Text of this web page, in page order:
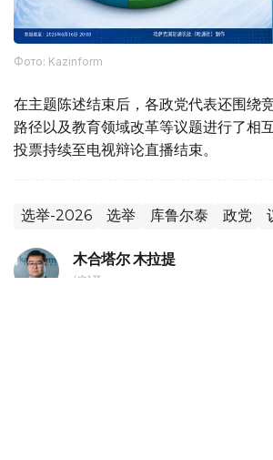
Фото: Kazinform
在主题陈述结束后，各政党代表还围绕
路径以及教育领域改革等议题进行了相
投票持续至电视辩论直播结束。
选举-2026 选举 库鲁尔泰 政党
木合塔尔 木拉提
编译